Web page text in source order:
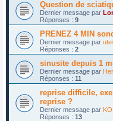
Question de
Dernier message par
Réponses : 9
PRENEZ 4 MIN
Dernier message par
Réponses : 2
sinusite depuis 1
Dernier message par
Réponses : 11
reprise difficile,
reprise ?
Dernier message par
Réponses : 13